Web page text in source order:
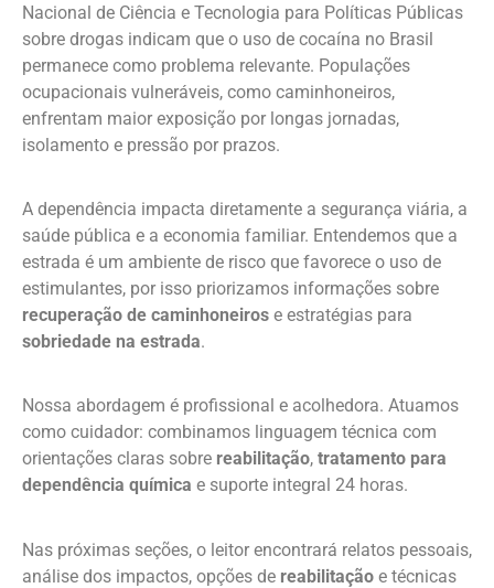
Nacional de Ciência e Tecnologia para Políticas Públicas
sobre drogas indicam que o uso de cocaína no Brasil
permanece como problema relevante. Populações
ocupacionais vulneráveis, como caminhoneiros,
enfrentam maior exposição por longas jornadas,
isolamento e pressão por prazos.
A dependência impacta diretamente a segurança viária, a
saúde pública e a economia familiar. Entendemos que a
estrada é um ambiente de risco que favorece o uso de
estimulantes, por isso priorizamos informações sobre
recuperação de caminhoneiros e estratégias para
sobriedade na estrada.
Nossa abordagem é profissional e acolhedora. Atuamos
como cuidador: combinamos linguagem técnica com
orientações claras sobre reabilitação, tratamento para
dependência química e suporte integral 24 horas.
Nas próximas seções, o leitor encontrará relatos pessoais,
análise dos impactos, opções de reabilitação e técnicas